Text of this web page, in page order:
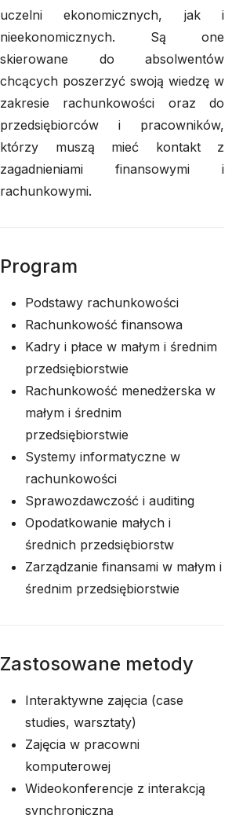
uczelni ekonomicznych, jak i
nieekonomicznych. Są one
skierowane do absolwentów
chcących poszerzyć swoją wiedzę w
zakresie rachunkowości oraz do
przedsiębiorców i pracowników,
którzy muszą mieć kontakt z
zagadnieniami finansowymi i
rachunkowymi.
Program
Podstawy rachunkowości
Rachunkowość finansowa
Kadry i płace w małym i średnim
przedsiębiorstwie
Rachunkowość menedżerska w
małym i średnim
przedsiębiorstwie
Systemy informatyczne w
rachunkowości
Sprawozdawczość i auditing
Opodatkowanie małych i
średnich przedsiębiorstw
Zarządzanie finansami w małym i
średnim przedsiębiorstwie
Zastosowane metody
Interaktywne zajęcia (case
studies, warsztaty)
Zajęcia w pracowni
komputerowej
Wideokonferencje z interakcją
synchroniczną